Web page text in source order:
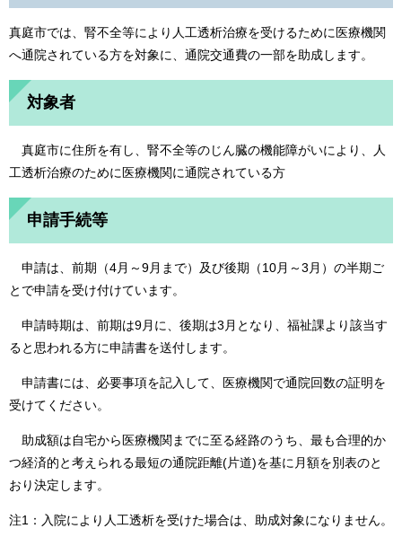
真庭市では、腎不全等により人工透析治療を受けるために医療機関
へ通院されている方を対象に、通院交通費の一部を助成します。
対象者
真庭市に住所を有し、腎不全等のじん臓の機能障がいにより、人
工透析治療のために医療機関に通院されている方
申請手続等
申請は、前期（4月～9月まで）及び後期（10月～3月）の半期ご
とで申請を受け付けています。
申請時期は、前期は9月に、後期は3月となり、福祉課より該当す
ると思われる方に申請書を送付します。
申請書には、必要事項を記入して、医療機関で通院回数の証明を
受けてください。
助成額は自宅から医療機関までに至る経路のうち、最も合理的か
つ経済的と考えられる最短の通院距離(片道)を基に月額を別表のと
おり決定します。
注1：入院により人工透析を受けた場合は、助成対象になりません。